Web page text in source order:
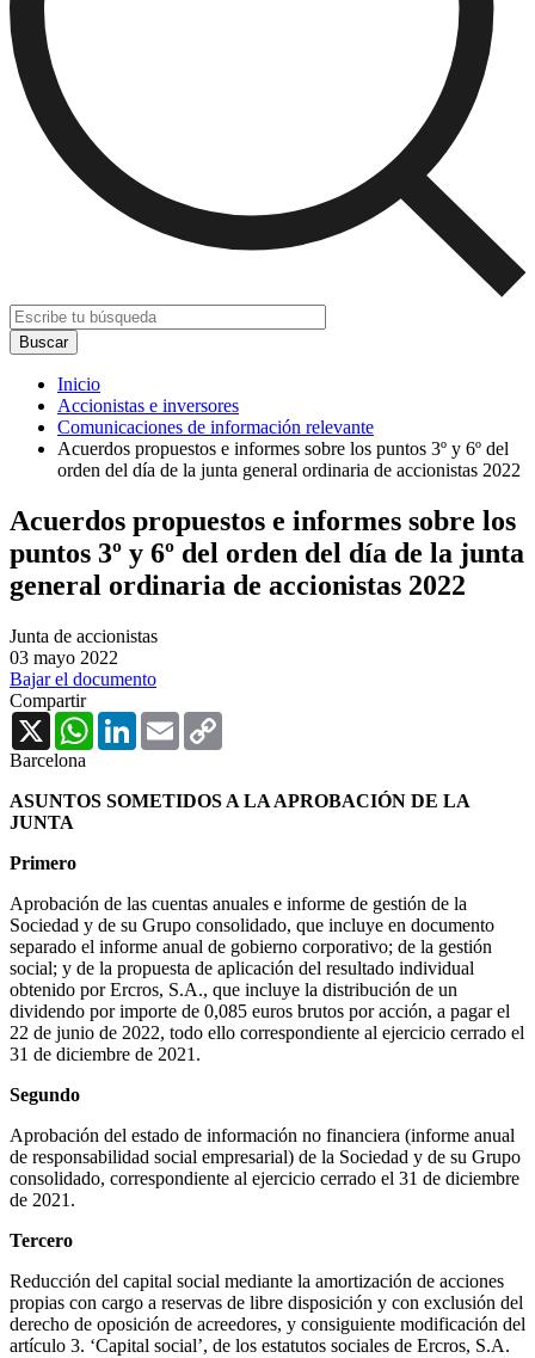
Inicio
Accionistas e inversores
Comunicaciones de información relevante
Acuerdos propuestos e informes sobre los puntos 3º y 6º del
orden del día de la junta general ordinaria de accionistas 2022
Acuerdos propuestos e informes sobre los
puntos 3º y 6º del orden del día de la junta
general ordinaria de accionistas 2022
Junta de accionistas
03 mayo 2022
Bajar el documento
Compartir
X
WhatsAppLinkedInEmail
Barcelona
ASUNTOS SOMETIDOS A LA APROBACIÓN DE LA
JUNTA
Primero
Aprobación de las cuentas anuales e informe de gestión de la
Sociedad y de su Grupo consolidado, que incluye en documento
separado el informe anual de gobierno corporativo; de la gestión
social; y de la propuesta de aplicación del resultado individual
obtenido por Ercros, S.A., que incluye la distribución de un
dividendo por importe de 0,085 euros brutos por acción, a pagar el
22 de junio de 2022, todo ello correspondiente al ejercicio cerrado el
31 de diciembre de 2021.
Segundo
Aprobación del estado de información no financiera (informe anual
de responsabilidad social empresarial) de la Sociedad y de su Grupo
consolidado, correspondiente al ejercicio cerrado el 31 de diciembre
de 2021.
Tercero
Reducción del capital social mediante la amortización de acciones
propias con cargo a reservas de libre disposición y con exclusión del
derecho de oposición de acreedores, y consiguiente modificación del
artículo 3. ‘Capital social’, de los estatutos sociales de Ercros, S.A.